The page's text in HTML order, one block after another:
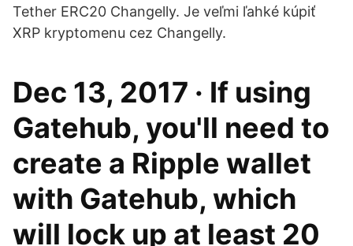
Tether ERC20 Changelly. Je veľmi ľahké kúpiť
XRP kryptomenu cez Changelly.
Dec 13, 2017 · If using
Gatehub, you'll need to
create a Ripple wallet
with Gatehub, which
will lock up at least 20